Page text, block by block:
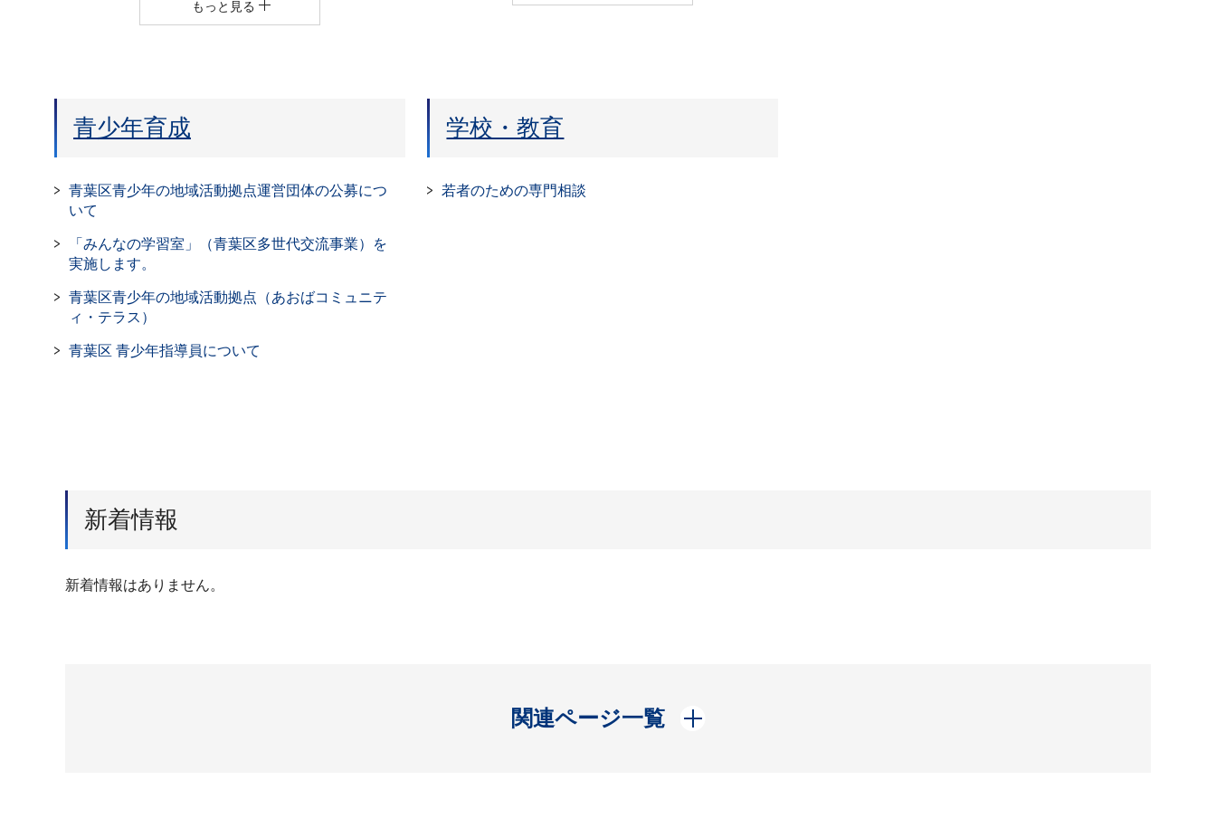
もっと見る
青少年育成
青葉区青少年の地域活動拠点運営団体の公募につ
いて
「みんなの学習室」（青葉区多世代交流事業）を
実施します。
青葉区青少年の地域活動拠点（あおばコミュニテ
ィ・テラス）
青葉区 青少年指導員について
学校・教育
若者のための専門相談
新着情報
新着情報はありません。
関連ページ一覧
開く